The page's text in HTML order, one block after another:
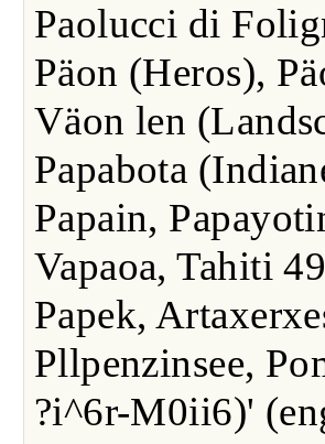
Paolucci di
Päon (Heros),
Väon len
Papabota
Papain,
Vapaoa, Tahiti
Papek,
Pllpenzinsee,
?i^6r-M0ii6)'